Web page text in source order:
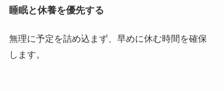
睡眠と休養を優先する
無理に予定を詰め込まず、早めに休む時間を確保
します。